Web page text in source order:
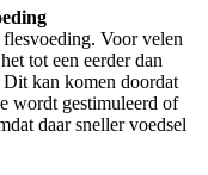
Voor velen
tot een eerder dan
Dit kan komen doordat
wordt gestimuleerd of
daar sneller voedsel